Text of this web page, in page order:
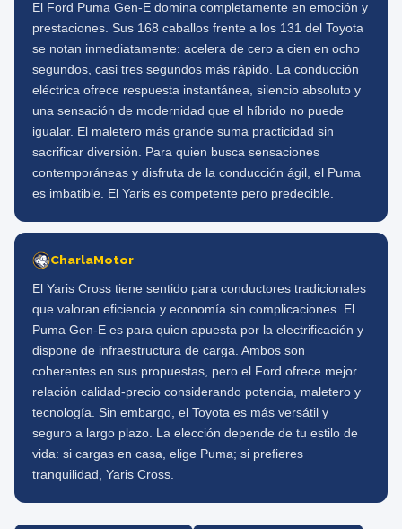
El Ford Puma Gen-E domina completamente en emoción y
prestaciones. Sus 168 caballos frente a los 131 del Toyota
se notan inmediatamente: acelera de cero a cien en ocho
segundos, casi tres segundos más rápido. La conducción
eléctrica ofrece respuesta instantánea, silencio absoluto y
una sensación de modernidad que el híbrido no puede
igualar. El maletero más grande suma practicidad sin
sacrificar diversión. Para quien busca sensaciones
contemporáneas y disfruta de la conducción ágil, el Puma
es imbatible. El Yaris es competente pero predecible.
CharlaMotor
El Yaris Cross tiene sentido para conductores tradicionales
que valoran eficiencia y economía sin complicaciones. El
Puma Gen-E es para quien apuesta por la electrificación y
dispone de infraestructura de carga. Ambos son
coherentes en sus propuestas, pero el Ford ofrece mejor
relación calidad-precio considerando potencia, maletero y
tecnología. Sin embargo, el Toyota es más versátil y
seguro a largo plazo. La elección depende de tu estilo de
vida: si cargas en casa, elige Puma; si prefieres
tranquilidad, Yaris Cross.